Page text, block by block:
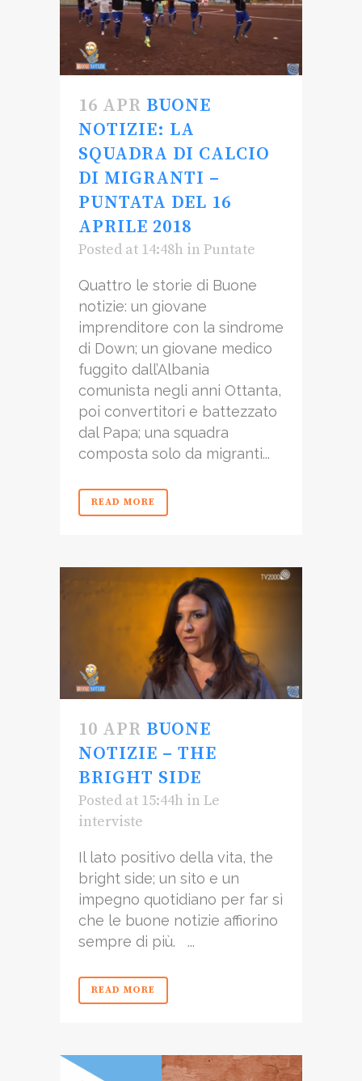
16 APR BUONE
NOTIZIE: LA
SQUADRA DI CALCIO
DI MIGRANTI –
PUNTATA DEL 16
APRILE 2018
Posted at 14:48h in Puntate
Quattro le storie di Buone
notizie: un giovane
imprenditore con la sindrome
di Down; un giovane medico
fuggito dall’Albania
comunista negli anni Ottanta,
poi convertitori e battezzato
dal Papa; una squadra
composta solo da migranti...
READ MORE
10 APR BUONE
NOTIZIE – THE
BRIGHT SIDE
Posted at 15:44h in Le
interviste
Il lato positivo della vita, the
bright side; un sito e un
impegno quotidiano per far sì
che le buone notizie affiorino
sempre di più. ...
READ MORE